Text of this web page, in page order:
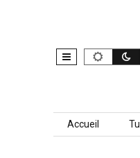
Skip to content
Accueil